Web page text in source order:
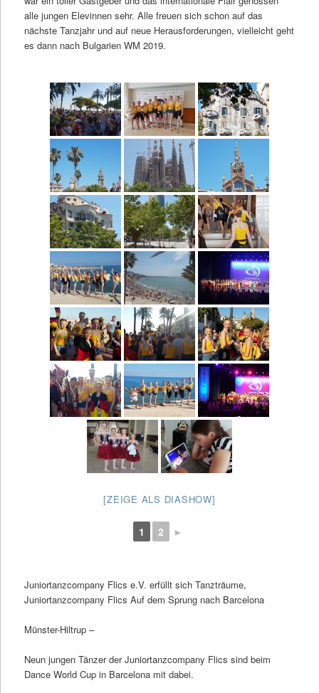
alle jungen Elevinnen sehr. Alle freuen sich schon auf das
nächste Tanzjahr und auf neue Herausforderungen, vielleicht geht
es dann nach Bulgarien WM 2019.
[ZEIGE ALS DIASHOW]
1 2 ►
Juniortanzcompany Flics e.V. erfüllt sich Tanzträume,
Juniortanzcompany Flics Auf dem Sprung nach Barcelona
Münster-Hiltrup –
Neun jungen Tänzer der Juniortanzcompany Flics sind beim
Dance World Cup in Barcelona mit dabei.